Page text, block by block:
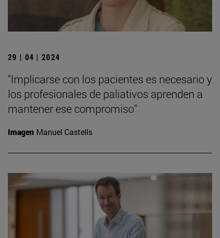
29 | 04 | 2024
"Implicarse con los pacientes es necesario y
los profesionales de paliativos aprenden a
mantener ese compromiso"
Imagen Manuel Castells